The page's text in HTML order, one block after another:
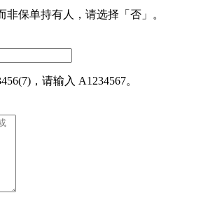
非保单持有人，请选择「否」。
，请输入 A1234567。